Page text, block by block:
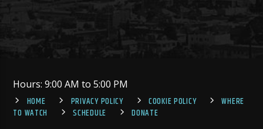
Hours: 9:00 AM to 5:00 PM
HOME
PRIVACY POLICY COOKIE POLICY
WHERE
TO WATCH
SCHEDULE DONATE